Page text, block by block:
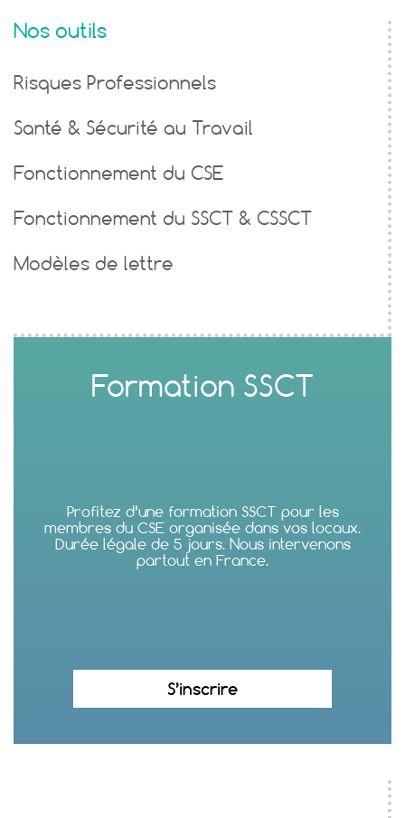
Nos outils
Risques Professionnels
Santé & Sécurité au Travail
Fonctionnement du CSE
Fonctionnement du SSCT & CSSCT
Modèles de lettre
Formation SSCT
Profitez d’une formation SSCT pour les
membres du CSE organisée dans vos locaux.
Durée légale de 5 jours. Nous intervenons
partout en France.
S’inscrire